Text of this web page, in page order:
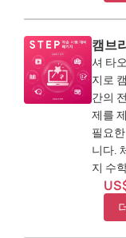
캠브
셔 타
지로
간의
제를
필요
니다.
지 수